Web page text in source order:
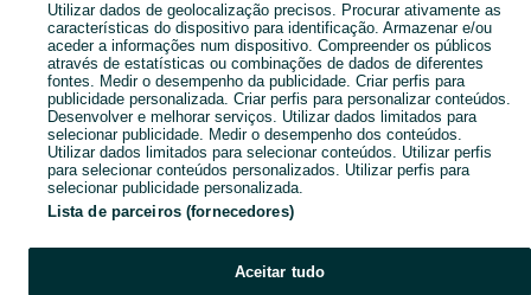
Pesquisas populares
Utilizar dados de geolocalização precisos. Procurar ativamente as
características do dispositivo para identificação. Armazenar e/ou
aceder a informações num dispositivo. Compreender os públicos
através de estatísticas ou combinações de dados de diferentes
fontes. Medir o desempenho da publicidade. Criar perfis para
publicidade personalizada. Criar perfis para personalizar conteúdos.
Desenvolver e melhorar serviços. Utilizar dados limitados para
selecionar publicidade. Medir o desempenho dos conteúdos.
Utilizar dados limitados para selecionar conteúdos. Utilizar perfis
para selecionar conteúdos personalizados. Utilizar perfis para
selecionar publicidade personalizada.
Lista de parceiros (fornecedores)
Aceitar tudo